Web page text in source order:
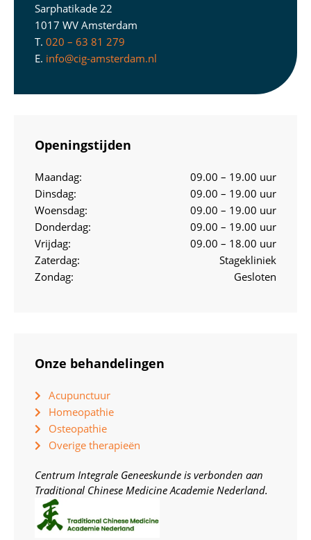
Sarphatikade 22
1017 WV Amsterdam
T. 020 – 63 81 279
E. info@cig-amsterdam.nl
Openingstijden
Maandag:
09.00 – 19.00 uur
Dinsdag:
09.00 – 19.00 uur
Woensdag:
09.00 – 19.00 uur
Donderdag:
09.00 – 19.00 uur
Vrijdag:
09.00 – 18.00 uur
Zaterdag:
Stagekliniek
Zondag:
Gesloten
Onze behandelingen
Acupunctuur
Homeopathie
Osteopathie
Overige therapieën
Centrum Integrale Geneeskunde is verbonden aan
Traditional Chinese Medicine Academie Nederland.